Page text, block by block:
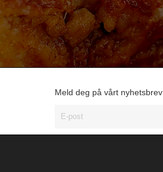
Meld deg på vårt nyhetsbrev